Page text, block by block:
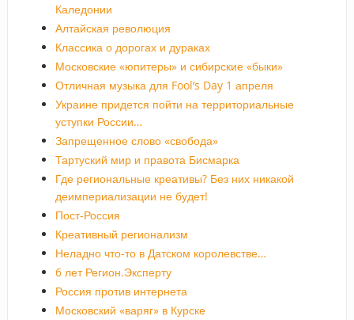
Каледонии
Алтайская революция
Классика о дорогах и дураках
Московские «юпитеры» и сибирские «быки»
Отличная музыка для Fool’s Day 1 апреля
Украине придется пойти на территориальные
уступки России…
Запрещенное слово «свобода»
Тартуский мир и правота Бисмарка
Где региональные креативы? Без них никакой
деимпериализации не будет!
Пост-Россия
Креативный регионализм
Неладно что-то в Датском королевстве…
6 лет Регион.Эксперту
Россия против интернета
Московский «варяг» в Курске